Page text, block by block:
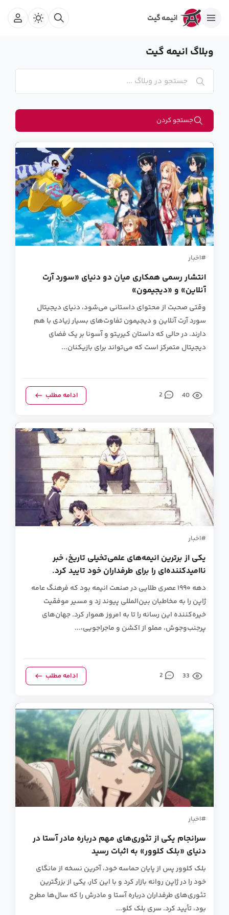
وبلاگ انیمه گیت
جستجو کردن
اخبار
انتشار رسمی همکاری میان دو دنیای «سورد آرت
آنلاین» و «دیجیمون»
وقتی صحبت از محتوای داستانی می‌شود، دنیای دیجیتال
سورد آرت آنلاین و دیجیمون تفاوت‌های بسیار زیادی با هم
دارند. در حالی که داستان کیریتو و آسونا بر یک فضای
دیجیتال متمرکز است که می‌تواند برای بازیکنان...
40
2 ادامه مطلب
اخبار
یکی از برترین انیمه‌های علمی‌تخیلی تاریخ، خبر
ناامیدکننده‌ای را برای طرفداران خود تایید کرد.
دهه ۱۹۹۰ عصری طلایی در صنعت انیمه بود که فرهنگ عامه
ژاپن را به مخاطبان بین‌المللی پیوند زد و مسیر موفقیت
خیره‌کننده این رسانه را تا به امروز هموار کرد. جهان‌های
پرجنب‌وجوش، مملو از اکشن و ماجراجویی،...
33
2 ادامه مطلب
اخبار
سرانجام یکی از تئوری‌های مهم درباره مادر آستا در
دنیای «بلک کلوور» به اثبات رسید
بلک کلوور پس از پایان حماسه خود، آخرین نسخه از مانگای
خود را در ژاپن روانه بازار کرد و با این کار، یکی از بزرگترین
تئوری‌های طرفداران درباره آستا و مادرش را که سال‌ها مطرح
بود، تأیید کرد. سری بلک کلو...